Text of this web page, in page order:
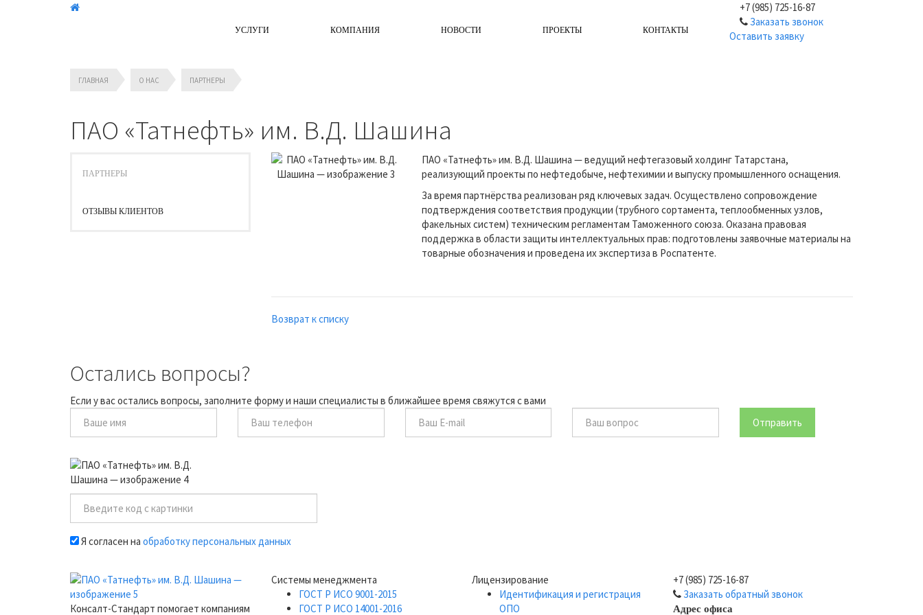
УСЛУГИ КОМПАНИЯ НОВОСТИ ПРОЕКТЫ КОНТАКТЫ
+7 (985) 725-16-87
Заказать звонок
Оставить заявку
ГЛАВНАЯ О НАС ПАРТНЕРЫ
ПАО «Татнефть» им. В.Д. Шашина
ПАРТНЕРЫ
ОТЗЫВЫ КЛИЕНТОВ
ПАО «Татнефть» им. В.Д. Шашина — ведущий нефтегазовый холдинг Татарстана,
реализующий проекты по нефтедобыче, нефтехимии и выпуску промышленного оснащения.
За время партнёрства реализован ряд ключевых задач. Осуществлено сопровождение
подтверждения соответствия продукции (трубного сортамента, теплообменных узлов,
факельных систем) техническим регламентам Таможенного союза. Оказана правовая
поддержка в области защиты интеллектуальных прав: подготовлены заявочные материалы на
товарные обозначения и проведена их экспертиза в Роспатенте.
Возврат к списку
Остались вопросы?
Если у вас остались вопросы, заполните форму и наши специалисты в ближайшее время свяжутся с вами
Отправить
Я согласен на обработку персональных данных
Консалт-Стандарт помогает компаниям
Системы менеджмента
ГОСТ Р ИСО 9001-2015
ГОСТ Р ИСО 14001-2016
Лицензирование
Идентификация и регистрация
ОПО
+7 (985) 725-16-87
Заказать обратный звонок
Адрес офиса